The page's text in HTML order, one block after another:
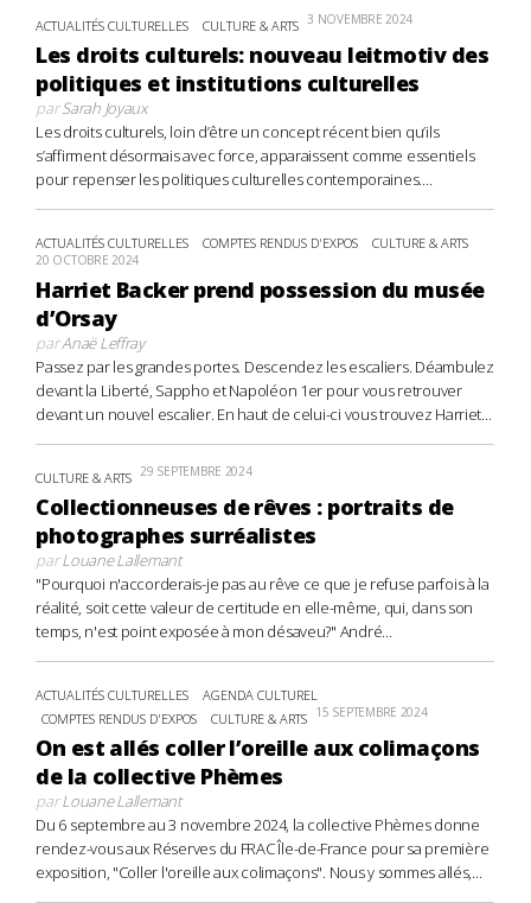
ACTUALITÉS CULTURELLES CULTURE & ARTS 3 NOVEMBRE 2024
Les droits culturels: nouveau leitmotiv des
politiques et institutions culturelles
parSarah Joyaux
Les droits culturels, loin d’être un concept récent bien qu’ils
s’affirment désormais avec force, apparaissent comme essentiels
pour repenser les politiques culturelles contemporaines....
ACTUALITÉS CULTURELLES COMPTES RENDUS D'EXPOS CULTURE & ARTS
20 OCTOBRE 2024
Harriet Backer prend possession du musée
d’Orsay
parAnaë Leffray
Passez par les grandes portes. Descendez les escaliers. Déambulez
devant la Liberté, Sappho et Napoléon 1er pour vous retrouver
devant un nouvel escalier. En haut de celui-ci vous trouvez Harriet...
CULTURE & ARTS 29 SEPTEMBRE 2024
Collectionneuses de rêves : portraits de
photographes surréalistes
parLouane Lallemant
"Pourquoi n'accorderais-je pas au rêve ce que je refuse parfois à la
réalité, soit cette valeur de certitude en elle-même, qui, dans son
temps, n'est point exposée à mon désaveu?" André...
ACTUALITÉS CULTURELLES
AGENDA CULTUREL
COMPTES RENDUS D'EXPOS
CULTURE & ARTS 15 SEPTEMBRE 2024
On est allés coller l’oreille aux colimaçons
de la collective Phèmes
parLouane Lallemant
Du 6 septembre au 3 novembre 2024, la collective Phèmes donne
rendez-vous aux Réserves du FRAC Île-de-France pour sa première
exposition, "Coller l'oreille aux colimaçons". Nous y sommes allés,...